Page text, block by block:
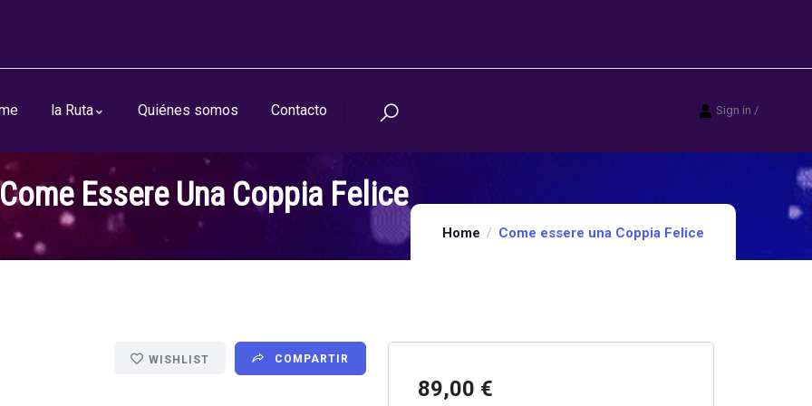
la Ruta Quiénes somos Contacto Sign in /
Essere Una Coppia Felice
Home Come essere una Coppia Felice
WISHLIST COMPARTIR
89,00 €